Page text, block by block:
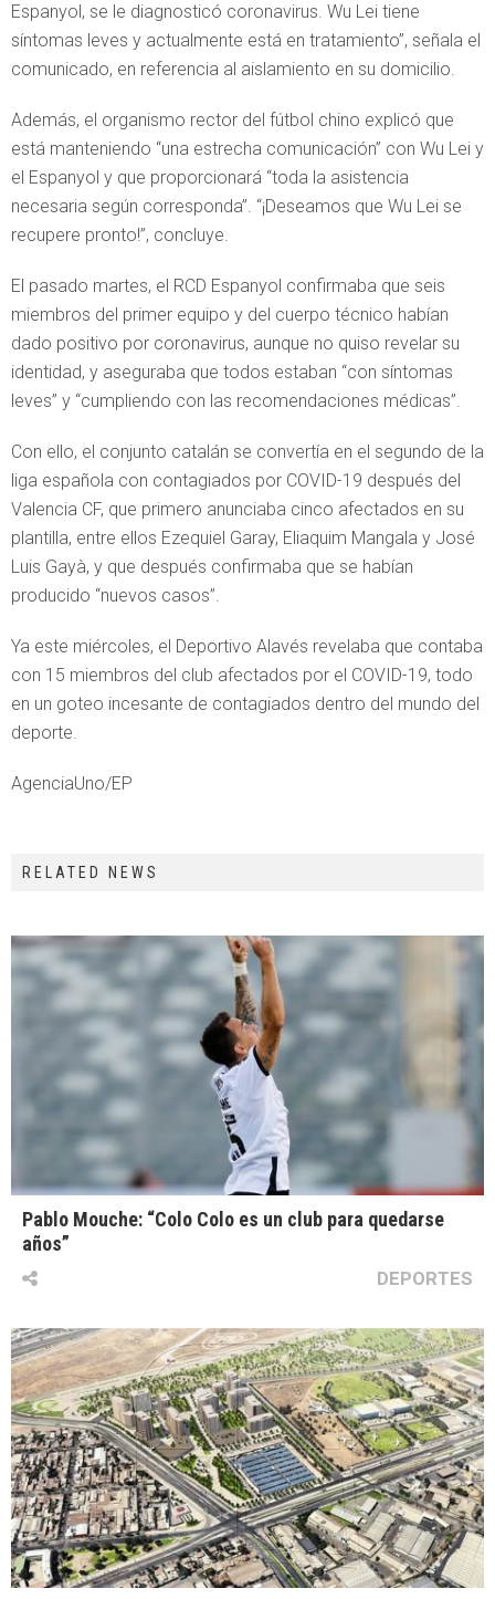
Espanyol, se le diagnosticó coronavirus. Wu Lei tiene
síntomas leves y actualmente está en tratamiento”, señala el
comunicado, en referencia al aislamiento en su domicilio.
Además, el organismo rector del fútbol chino explicó que
está manteniendo “una estrecha comunicación” con Wu Lei y
el Espanyol y que proporcionará “toda la asistencia
necesaria según corresponda”. “¡Deseamos que Wu Lei se
recupere pronto!”, concluye.
El pasado martes, el RCD Espanyol confirmaba que seis
miembros del primer equipo y del cuerpo técnico habían
dado positivo por coronavirus, aunque no quiso revelar su
identidad, y aseguraba que todos estaban “con síntomas
leves” y “cumpliendo con las recomendaciones médicas”.
Con ello, el conjunto catalán se convertía en el segundo de la
liga española con contagiados por COVID-19 después del
Valencia CF, que primero anunciaba cinco afectados en su
plantilla, entre ellos Ezequiel Garay, Eliaquim Mangala y José
Luis Gayà, y que después confirmaba que se habían
producido “nuevos casos”.
Ya este miércoles, el Deportivo Alavés revelaba que contaba
con 15 miembros del club afectados por el COVID-19, todo
en un goteo incesante de contagiados dentro del mundo del
deporte.
AgenciaUno/EP
RELATED NEWS
Pablo Mouche: “Colo Colo es un club para quedarse
años”
DEPORTES